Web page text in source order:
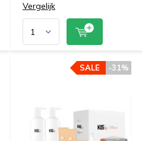
Vergelijk
-31%
SALE